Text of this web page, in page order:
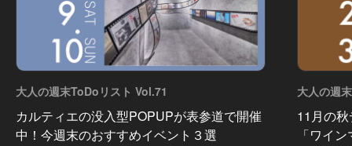
大人の週末ToDoリスト Vol.71
カルティエの没入型POPUPが表参道で開催
中！今週末のおすすめイベント３選
大人の週
11月の
「ワイ